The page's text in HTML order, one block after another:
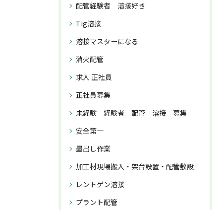
配管経験者 溶接好き
Tig溶接
溶接マスターになる
消火配管
求人 正社員
正社員募集
未経験 経験者 配管 溶接 募集
安全第一
墨出し作業
加工材現場搬入・架台設置・配管敷設
レントゲン溶接
プラント配管